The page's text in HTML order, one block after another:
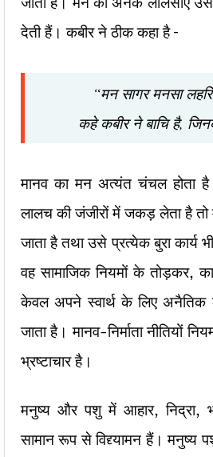
देती हैं। कबीर ने ठीक कहा है –
“मन सागर मनसा
कहे कबीर ने बाचि है,
मानव का मन अत्यंत चंचल होता
लालच की जंजीरों में जकड़ लेता है तो
जाता है तथा उसे प्रत्येक बुरा कार्य
वह सामाजिक नियमों के तोड़कर,
केवल अपने स्वार्थ के लिए अनैतिक
जाता है।मानव-निर्माता नीतियों
भ्रष्टाचार है।
मनुष्य और पशु में आहार, निद्रा,
सामान रूप से विद्द्यामन हैं। मनुष्य